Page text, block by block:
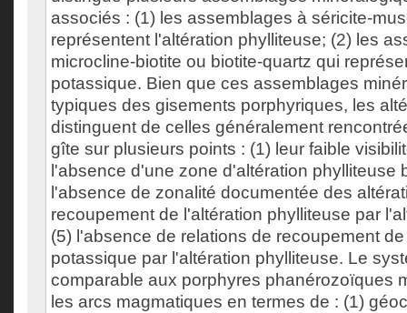
associés : (1) les assemblages à séricite-
représentent l'altération phylliteuse; (2) les
microcline-biotite ou biotite-quartz qui
potassique. Bien que ces assemblages
typiques des gisements porphyriques, les
distinguent de celles généralement
gîte sur plusieurs points : (1) leur faible
l'absence d'une zone d'altération phylliteuse
l'absence de zonalité documentée des
recoupement de l'altération phylliteuse par
(5) l'absence de relations de recoupement
potassique par l'altération phylliteuse. Le
comparable aux porphyres phanérozoïques
les arcs magmatiques en termes de : (1)